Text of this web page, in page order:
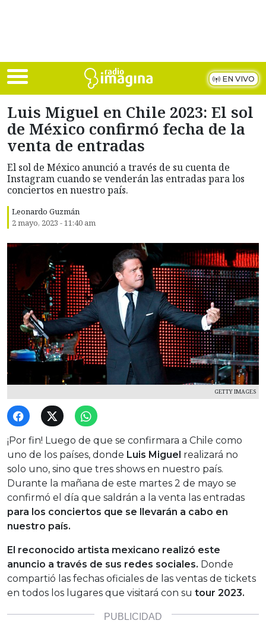
EN VIVO
Luis Miguel en Chile 2023: El sol
de México confirmó fecha de la
venta de entradas
El sol de México anunció a través de su cuenta de
Instagram cuando se venderán las entradas para los
conciertos en nuestro país.
Leonardo Guzmán
2 mayo, 2023 - 11:40 am
GETTY IMAGES
¡Por fin! Luego de que se confirmara a Chile como
uno de los países, donde Luis Miguel realizará no
solo uno, sino que tres shows en nuestro país.
Durante la mañana de este martes 2 de mayo se
confirmó el día que saldrán a la venta las entradas
para los conciertos que se llevarán a cabo en
nuestro país.
El reconocido artista mexicano realizó este
anuncio a través de sus redes sociales. Donde
compartió las fechas oficiales de las ventas de tickets
en todos los lugares que visitará con su tour 2023.